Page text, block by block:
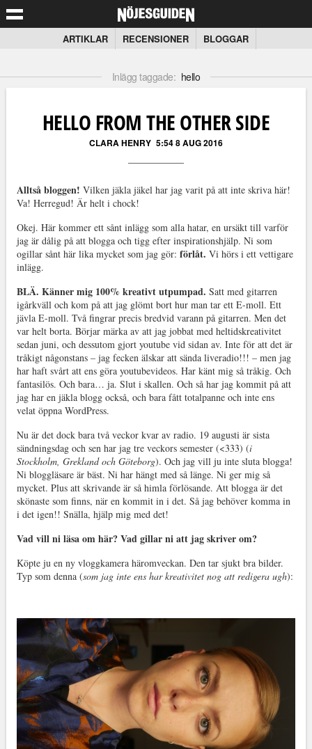
ARTIKLAR RECENSIONER BLOGGAR
Inlägg taggade: hello
HELLO FROM THE OTHER SIDE
CLARA HENRY 5:54 8 AUG 2016
Alltså bloggen! Vilken jäkla jäkel har jag varit på att inte skriva här!
Va! Herregud! Är helt i chock!
Okej. Här kommer ett sånt inlägg som alla hatar, en ursäkt till varför
jag är dålig på att blogga och tigg efter inspirationshjälp. Ni som
ogillar sånt här lika mycket som jag gör: förlåt. Vi hörs i ett vettigare
inlägg.
BLÄ. Känner mig 100% kreativt utpumpad. Satt med gitarren
igårkväll och kom på att jag glömt bort hur man tar ett E-moll. Ett
jävla E-moll. Två fingrar precis bredvid varann på gitarren. Men det
var helt borta. Börjar märka av att jag jobbat med heltidskreativitet
sedan juni, och dessutom gjort youtube vid sidan av. Inte för att det är
tråkigt någonstans – jag fecken älskar att sända liveradio!!! – men jag
har haft svårt att ens göra youtubevideos. Har känt mig så tråkig. Och
fantasilös. Och bara… ja. Slut i skallen. Och så har jag kommit på att
jag har en jäkla blogg också, och bara fått totalpanne och inte ens
velat öppna WordPress.
Nu är det dock bara två veckor kvar av radio. 19 augusti är sista
sändningsdag och sen har jag tre veckors semester (<333) (i
Stockholm, Grekland och Göteborg). Och jag vill ju inte sluta blogga!
Ni bloggläsare är bäst. Ni har hängt med så länge. Ni ger mig så
mycket. Plus att skrivande är så himla förlösande. Att blogga är det
skönaste som finns, när en kommit in i det. Så jag behöver komma in
i det igen!! Snälla, hjälp mig med det!
Vad vill ni läsa om här? Vad gillar ni att jag skriver om?
Köpte ju en ny vloggkamera häromveckan. Den tar sjukt bra bilder.
Typ som denna (som jag inte ens har kreativitet nog att redigera ugh):